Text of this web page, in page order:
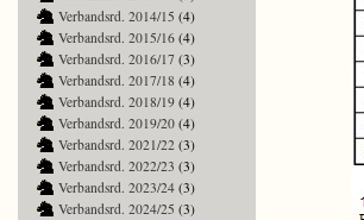
Verbandsrd. 2014/15 (4)
Verbandsrd. 2015/16 (4)
Verbandsrd. 2016/17 (3)
Verbandsrd. 2017/18 (4)
Verbandsrd. 2018/19 (4)
Verbandsrd. 2019/20 (4)
Verbandsrd. 2021/22 (3)
Verbandsrd. 2022/23 (3)
Verbandsrd. 2023/24 (3)
Verbandsrd. 2024/25 (3)